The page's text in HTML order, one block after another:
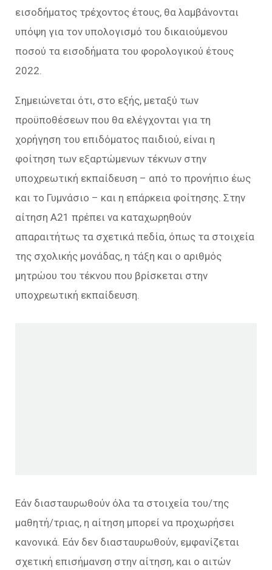
εισοδήματος τρέχοντος έτους, θα λαμβάνονται
υπόψη για τον υπολογισμό του δικαιούμενου
ποσού τα εισοδήματα του φορολογικού έτους
2022.
Σημειώνεται ότι, στο εξής, μεταξύ των
προϋποθέσεων που θα ελέγχονται για τη
χορήγηση του επιδόματος παιδιού, είναι η
φοίτηση των εξαρτώμενων τέκνων στην
υποχρεωτική εκπαίδευση – από το προνήπιο έως
και το Γυμνάσιο – και η επάρκεια φοίτησης. Στην
αίτηση Α21 πρέπει να καταχωρηθούν
απαραιτήτως τα σχετικά πεδία, όπως τα στοιχεία
της σχολικής μονάδας, η τάξη και ο αριθμός
μητρώου του τέκνου που βρίσκεται στην
υποχρεωτική εκπαίδευση.
Εάν διασταυρωθούν όλα τα στοιχεία του/της
μαθητή/τριας, η αίτηση μπορεί να προχωρήσει
κανονικά. Εάν δεν διασταυρωθούν, εμφανίζεται
σχετική επισήμανση στην αίτηση, και ο αιτών